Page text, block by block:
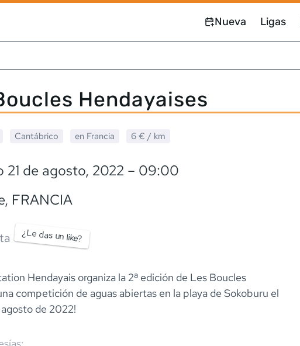
Nueva Ligas
Hendayaises
Cantábrico en Francia 6 € / km
21 de agosto, 2022 – 09:00
, FRANCIA
¿Le das un like?
Hendayais organiza la 2ª edición de Les Boucles
competición de aguas abiertas en la playa de Sokoburu el
de 2022!